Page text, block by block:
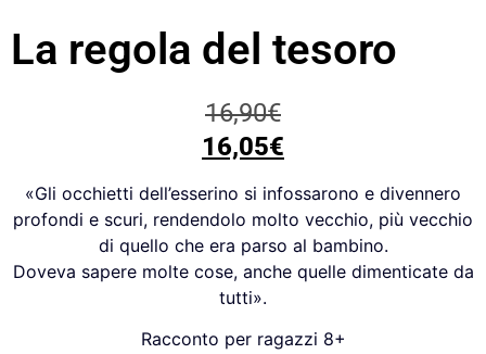
La regola del tesoro
16,90€
16,05€
«Gli occhietti dell’esserino si infossarono e divennero
profondi e scuri, rendendolo molto vecchio, più vecchio
di quello che era parso al bambino.
Doveva sapere molte cose, anche quelle dimenticate da
tutti».
Racconto per ragazzi 8+